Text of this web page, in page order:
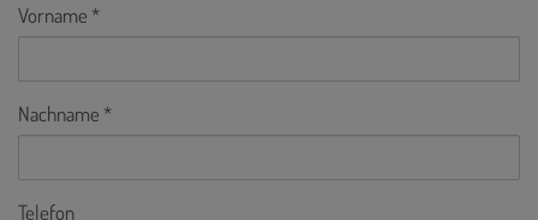
Vorname
Nachname
Telefon